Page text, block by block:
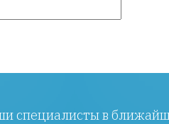
специалисты в